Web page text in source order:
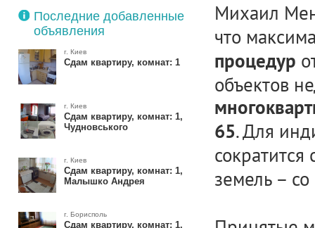
Последние добавленные
объявления
г. Киев
Сдам квартиру, комнат: 1
г. Киев
Сдам квартиру, комнат: 1,
Чудновського
г. Киев
Сдам квартиру, комнат: 1,
Малышко Андрея
г. Борисполь
Сдам квартиру, комнат: 1,
Михаил
что
процедур
объектов
65. Для
земель –